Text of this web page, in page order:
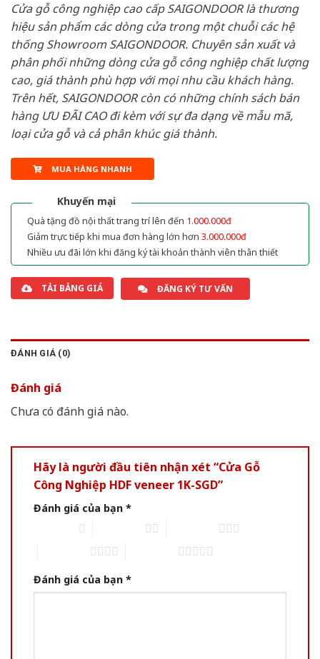
Cửa gỗ công nghiệp cao cấp SAIGONDOOR là thương
hiệu sản phẩm các dòng cửa trong một chuỗi các hệ
thống Showroom SAIGONDOOR. Chuyên sản xuất và
phân phối những dòng cửa gỗ công nghiệp chất lượng
cao, giá thành phù hợp với mọi nhu cầu khách hàng.
Trên hết, SAIGONDOOR còn có những chính sách bán
hàng ƯU ĐÃI CAO đi kèm với sự đa dạng về mẫu mã,
loại cửa gỗ và cả phân khúc giá thành.
MUA HÀNG NHANH
Khuyến mại
Quà tặng đồ nội thất trang trí lên đến 1.000.000đ
Giảm trực tiếp khi mua đơn hàng lớn hơn 3.000.000đ
Nhiều ưu đãi lớn khi đăng ký tài khoản thành viên thân thiết
TẢI BẢNG GIÁ ĐĂNG KÝ TƯ VẤN
ĐÁNH GIÁ (0)
Đánh giá
Chưa có đánh giá nào.
Hãy là người đầu tiên nhận xét “Cửa Gỗ
Công Nghiệp HDF veneer 1K-SGD”
Đánh giá của bạn *
Đánh giá của bạn *